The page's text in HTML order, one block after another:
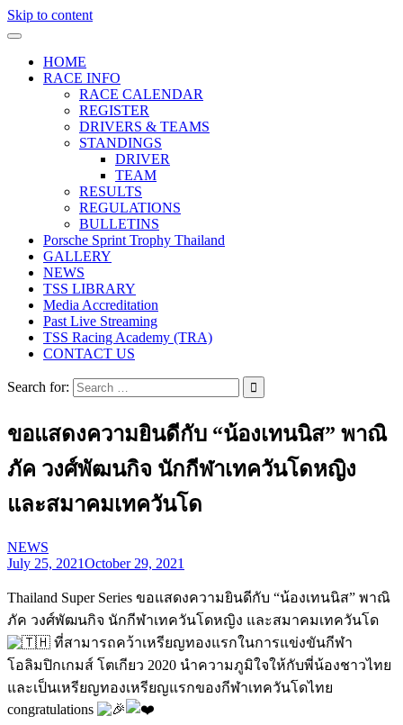
Skip to content
HOME
RACE INFO
RACE CALENDAR
REGISTER
DRIVERS & TEAMS
STANDINGS
DRIVER
TEAM
RESULTS
REGULATIONS
BULLETINS
Porsche Sprint Trophy Thailand
GALLERY
NEWS
TSS LIBRARY
Media Accreditation
Past Live Streaming
TSS Racing Academy (TRA)
CONTACT US
Search for:
ขอแสดงความยินดีกับ “น้องเทนนิส” พาณิ
ภัค วงศ์พัฒนกิจ นักกีฬาเทควันโดหญิง
และสมาคมเทควันโด
NEWS
July 25, 2021October 29, 2021
Thailand Super Series ขอแสดงความยินดีกับ “น้องเทนนิส” พาณิ
ภัค วงศ์พัฒนกิจ นักกีฬาเทควันโดหญิง และสมาคมเทควันโด
ที่สามารถคว้าเหรียญทองแรกในการแข่งขันกีฬา
โอลิมปิกเกมส์ โตเกียว 2020 นำความภูมิใจให้กับพี่น้องชาวไทย
และเป็นเหรียญทองเหรียญแรกของกีฬาเทควันโดไทย
congratulations